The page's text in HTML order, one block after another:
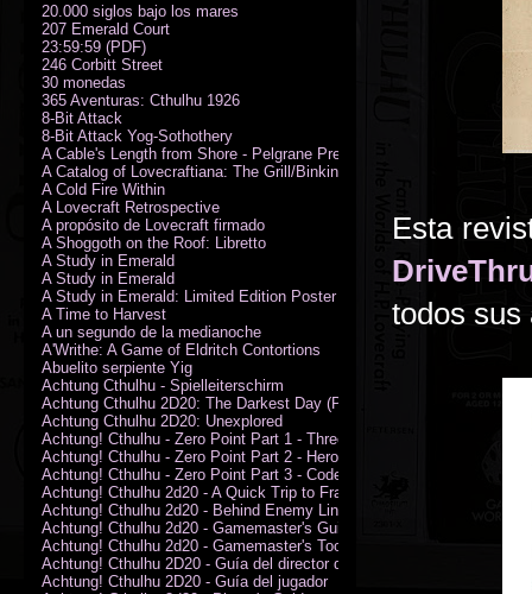
Esta
todos sus
20.000 siglos bajo los mares
207 Emerald Court
23:59:59 (PDF)
246 Corbitt Street
30 monedas
365 Aventuras: Cthulhu 1926
8-Bit Attack
8-Bit Attack Yog-Sothothery
A Cable's Length from Shore - Pelgrane Press' FreeRPG 2018 (PDF)
A Catalog of Lovecraftiana: The Grill/Binkin Collection
A Cold Fire Within
A Lovecraft Retrospective
A propósito de Lovecraft firmado
A Shoggoth on the Roof: Libretto
A Study in Emerald
A Study in Emerald
A Study in Emerald: Limited Edition Poster (Neil Gaiman)
A Time to Harvest
A un segundo de la medianoche
A'Writhe: A Game of Eldritch Contortions
Abuelito serpiente Yig
Achtung Cthulhu - Spielleiterschirm
Achtung Cthulhu 2D20: The Darkest Day (PDF)
Achtung Cthulhu 2D20: Unexplored
Achtung! Cthulhu - Zero Point Part 1 - Three Kings
Achtung! Cthulhu - Zero Point Part 2 - Heroes of the Sea
Achtung! Cthulhu - Zero Point Part 3 - Code of Honour (PDF)
Achtung! Cthulhu 2d20 - A Quick Trip to France (PDF)
Achtung! Cthulhu 2d20 - Behind Enemy Lines
Achtung! Cthulhu 2d20 - Gamemaster's Guide
Achtung! Cthulhu 2d20 - Gamemaster's Toolkit
Achtung! Cthulhu 2D20 - Guía del director de juego
Achtung! Cthulhu 2D20 - Guía del jugador